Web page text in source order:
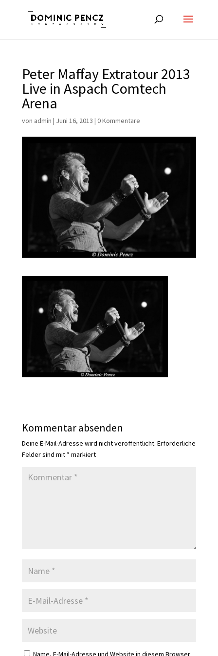
Peter Maffay Extratour 2013
Live in Aspach Comtech
Arena
von admin | Juni 16, 2013 | 0 Kommentare
Kommentar absenden
Deine E-Mail-Adresse wird nicht veröffentlicht. Erforderliche
Felder sind mit * markiert